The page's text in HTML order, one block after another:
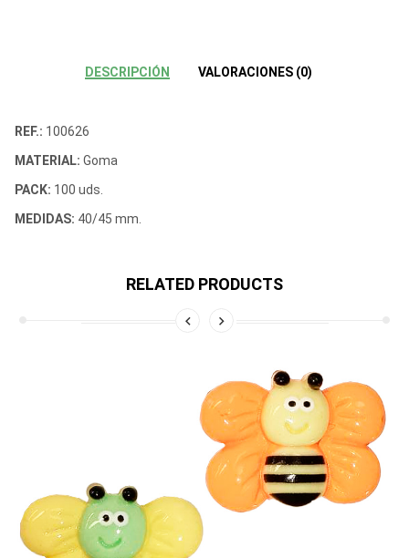
DESCRIPCIÓN VALORACIONES (0)
REF.: 100626
MATERIAL: Goma
PACK: 100 uds.
MEDIDAS: 40/45 mm.
RELATED PRODUCTS